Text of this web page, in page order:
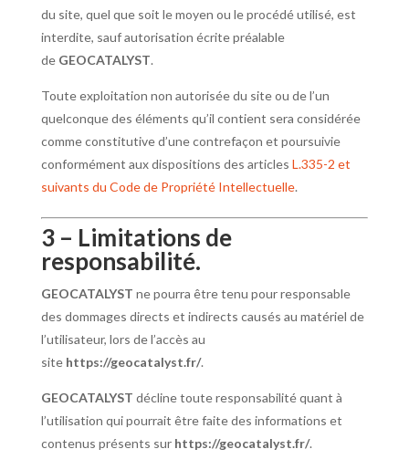
du site, quel que soit le moyen ou le procédé utilisé, est
interdite, sauf autorisation écrite préalable
de GEOCATALYST.
Toute exploitation non autorisée du site ou de l’un
quelconque des éléments qu’il contient sera considérée
comme constitutive d’une contrefaçon et poursuivie
conformément aux dispositions des articles L.335-2 et
suivants du Code de Propriété Intellectuelle.
3 – Limitations de
responsabilité.
GEOCATALYST ne pourra être tenu pour responsable
des dommages directs et indirects causés au matériel de
l’utilisateur, lors de l’accès au
site https://geocatalyst.fr/.
GEOCATALYST décline toute responsabilité quant à
l’utilisation qui pourrait être faite des informations et
contenus présents sur https://geocatalyst.fr/.